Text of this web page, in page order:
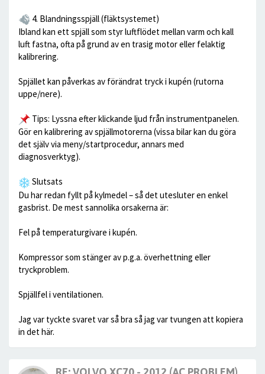
4. Blandningsspjäll (fläktsystemet)
Ibland kan ett spjäll som styr luftflödet mellan varm och kall
luft fastna, ofta på grund av en trasig motor eller felaktig
kalibrering.
Spjället kan påverkas av förändrat tryck i kupén (rutorna
uppe/nere).
Tips: Lyssna efter klickande ljud från instrumentpanelen.
Gör en kalibrering av spjällmotorerna (vissa bilar kan du göra
det själv via meny/startprocedur, annars med
diagnosverktyg).
Slutsats
Du har redan fyllt på kylmedel – så det utesluter en enkel
gasbrist. De mest sannolika orsakerna är:
Fel på temperaturgivare i kupén.
Kompressor som stänger av p.g.a. överhettning eller
tryckproblem.
Spjällfel i ventilationen.
Jag var tyckte svaret var så bra så jag var tvungen att kopiera
in det här.